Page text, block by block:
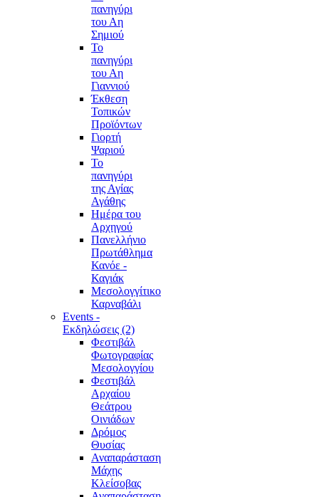
πανηγύρι
του Αη
Σημιού
Το
πανηγύρι
του Αη
Γιαννιού
Έκθεση
Τοπικών
Προϊόντων
Γιορτή
Ψαριού
Το
πανηγύρι
της Αγίας
Αγάθης
Ημέρα του
Αρχηγού
Πανελλήνιο
Πρωτάθλημα
Κανόε -
Καγιάκ
Μεσολογγίτικο
Καρναβάλι
Events -
Εκδηλώσεις (2)
Φεστιβάλ
Φωτογραφίας
Μεσολογγίου
Φεστιβάλ
Αρχαίου
Θεάτρου
Οινιάδων
Δρόμος
Θυσίας
Αναπαράσταση
Μάχης
Κλείσοβας